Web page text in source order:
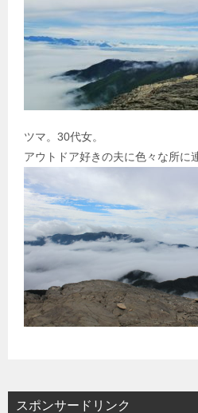
ツマ。30代女。
アウトドア好きの夫に色々な所に
スポンサードリンク